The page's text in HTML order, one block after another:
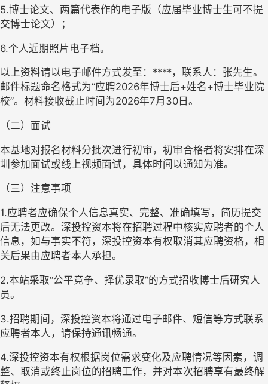
5.博士论文、两篇代表作的电子版（应届毕业博士生可不提
交博士论文）；
6.个人近期照片电子档。
以上资料请以电子邮件方式发至： ****，联系人：张先生。
邮件标题命名格式为“应聘2026年博士后+姓名+博士毕业院
校”。材料接收截止时间为2026年7月 30 日。
（二）面试
本基地对报名材料分批次进行初审，初审合格者将安排在深
圳参加面试或线上视频面试，具体时间以通知为准。
（三）注意事项
1.应聘者应确保个人信息真实、完整、准确填写，简历提交
后无法更改。深投控资本将在招聘过程中核实应聘者的个人
信息，如与事实不符，深投控资本有权取消其应聘资格，相
关后果由应聘者本人承担。
2.本站采取“公平竞争、择优录取”的方式招收博士后研究人
员。
3.招聘期间，深投控资本将通过电子邮件、短信等方式联系
应聘者本人，请保持通讯畅通。
4.深投控资本有权根据岗位需求变化及应聘情况等因素，调
整、取消或终止岗位的招聘工作，并对本次招聘享有最终解